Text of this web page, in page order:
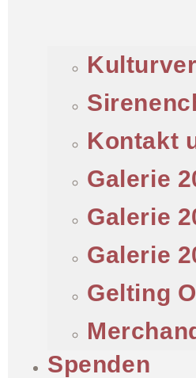
Kontakt
Galerie
Galerie
Galerie
Gelting
Spenden